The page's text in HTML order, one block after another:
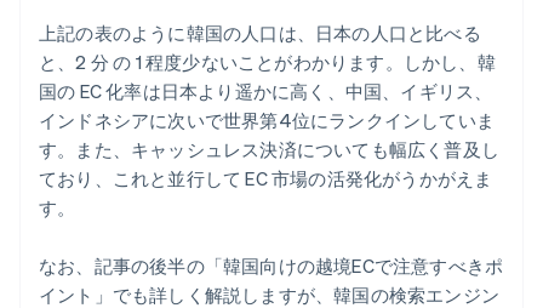
上記の表のように韓国の人口は、日本の人口と比べる
と、2 分 の 1 程度少ないことがわかります。しかし、韓
国の EC 化率は日本より遥かに高く、中国、イギリス、
インドネシアに次いで世界第4位にランクインしていま
す。また、キャッシュレス決済についても幅広く普及し
ており、これと並行して EC 市場の活発化がうかがえま
す。
なお、記事の後半の「韓国向けの越境ECで注意すべきポ
イント」でも詳しく解説しますが、韓国の検索エンジン